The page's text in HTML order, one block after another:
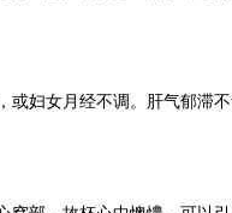
或妇女月经不调。肝气郁滞